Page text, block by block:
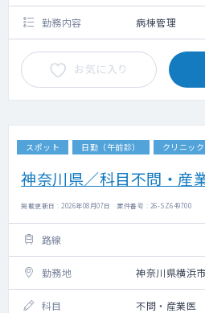
勤務内容 病棟管理
お気に入り
スポット 日勤（午前診） クリニック
神奈川県／科目不問・産
掲載更新日 : 2026年08月07日 案件番号 : 26-SZ649700
路線
勤務地 神奈川県横浜市
科目 不問・産業医